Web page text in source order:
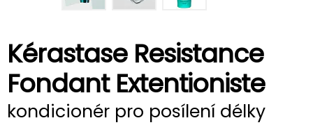
Kérastase Resistance
Fondant Extentioniste
kondicionér pro posílení délky